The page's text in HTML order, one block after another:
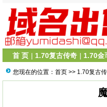
首 页 | 1.70复古传奇 | 1.70金
您现在的位置： 首页 >> 1.70复古